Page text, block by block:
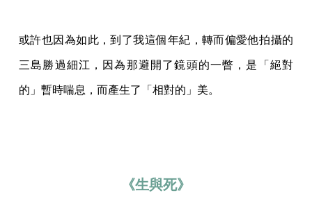
或許也因為如此，到了我這個年紀，轉而偏愛他拍攝的
三島勝過細江，因為那避開了鏡頭的一瞥，是「絕對
的」暫時喘息，而產生了「相對的」美。
《生與死》